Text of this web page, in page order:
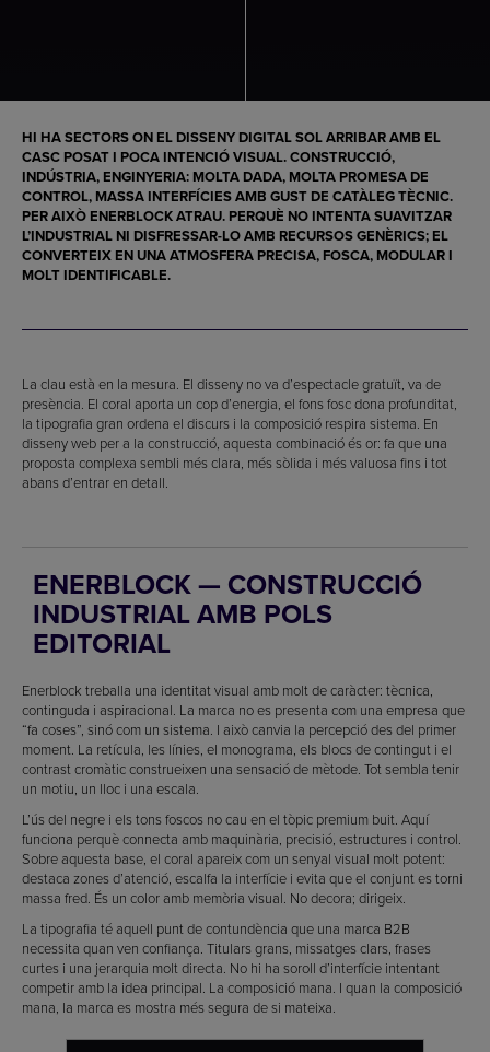
HI HA SECTORS ON EL DISSENY DIGITAL SOL ARRIBAR AMB EL
CASC POSAT I POCA INTENCIÓ VISUAL. CONSTRUCCIÓ,
INDÚSTRIA, ENGINYERIA: MOLTA DADA, MOLTA PROMESA DE
CONTROL, MASSA INTERFÍCIES AMB GUST DE CATÀLEG TÈCNIC.
PER AIXÒ ENERBLOCK ATRAU. PERQUÈ NO INTENTA SUAVITZAR
L’INDUSTRIAL NI DISFRESSAR-LO AMB RECURSOS GENÈRICS; EL
CONVERTEIX EN UNA ATMOSFERA PRECISA, FOSCA, MODULAR I
MOLT IDENTIFICABLE.
La clau està en la mesura. El disseny no va d’espectacle gratuït, va de
presència. El coral aporta un cop d’energia, el fons fosc dona profunditat,
la tipografia gran ordena el discurs i la composició respira sistema. En
disseny web per a la construcció, aquesta combinació és or: fa que una
proposta complexa sembli més clara, més sòlida i més valuosa fins i tot
abans d’entrar en detall.
ENERBLOCK — CONSTRUCCIÓ
INDUSTRIAL AMB POLS
EDITORIAL
Enerblock treballa una identitat visual amb molt de caràcter: tècnica,
continguda i aspiracional. La marca no es presenta com una empresa que
“fa coses”, sinó com un sistema. I això canvia la percepció des del primer
moment. La retícula, les línies, el monograma, els blocs de contingut i el
contrast cromàtic construeixen una sensació de mètode. Tot sembla tenir
un motiu, un lloc i una escala.
L’ús del negre i els tons foscos no cau en el tòpic premium buit. Aquí
funciona perquè connecta amb maquinària, precisió, estructures i control.
Sobre aquesta base, el coral apareix com un senyal visual molt potent:
destaca zones d’atenció, escalfa la interfície i evita que el conjunt es torni
massa fred. És un color amb memòria visual. No decora; dirigeix.
La tipografia té aquell punt de contundència que una marca B2B
necessita quan ven confiança. Titulars grans, missatges clars, frases
curtes i una jerarquia molt directa. No hi ha soroll d’interfície intentant
competir amb la idea principal. La composició mana. I quan la composició
mana, la marca es mostra més segura de si mateixa.